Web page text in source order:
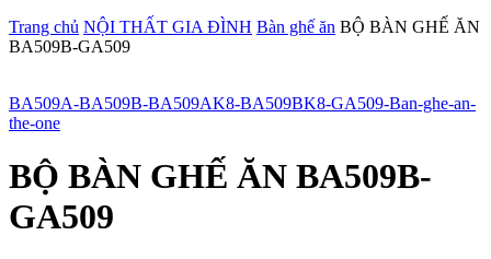
Trang chủ NỘI THẤT GIA ĐÌNH Bàn ghế ăn BỘ BÀN GHẾ ĂN
BA509B-GA509
BA509A-BA509B-BA509AK8-BA509BK8-GA509-Ban-ghe-an-
the-one
BỘ BÀN GHẾ ĂN BA509B-
GA509